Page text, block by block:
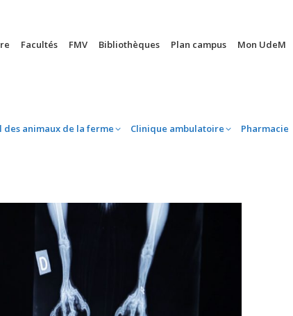
Facultés FMV Bibliothèques Plan campus Mon UdeM
des animaux de la ferme Clinique ambulatoire Pharmacie